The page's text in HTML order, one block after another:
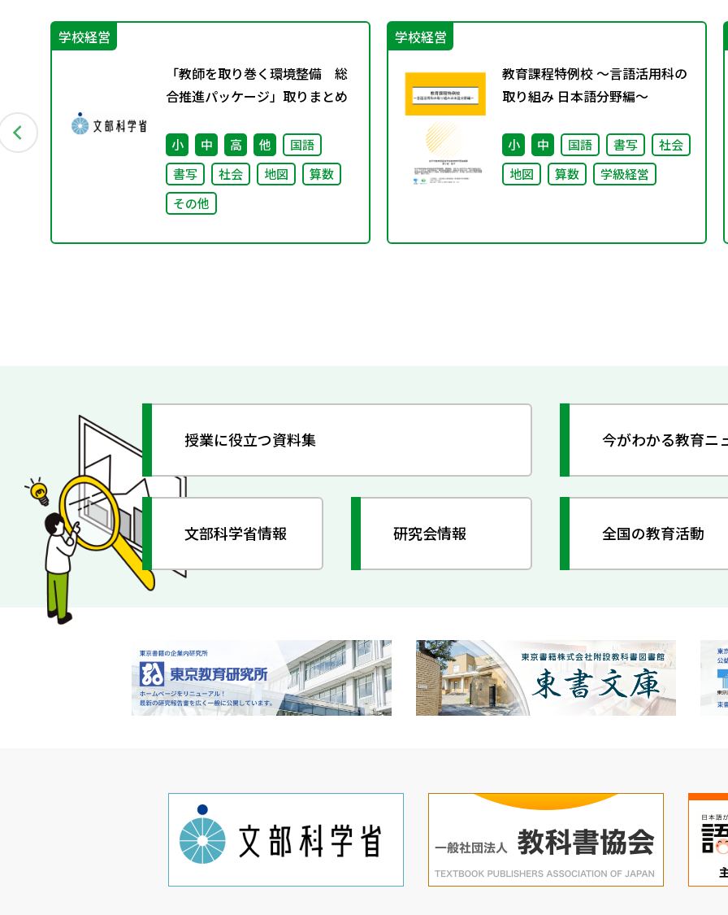
学校経営
「教師を取り巻く環境整備 総
合推進パッケージ」取りまとめ
小 中 高 他
国語
書写
社会 地図
算数
その他
学校経営
教育課程特例校 ～言語活用科の
取り組み 日本語分野編～
小 中 国語 書写
社会
地図
算数 学級経営
授業に役立つ資料集 今がわかる教育ニ
文部科学省情報 研究会情報 全国の教育活動